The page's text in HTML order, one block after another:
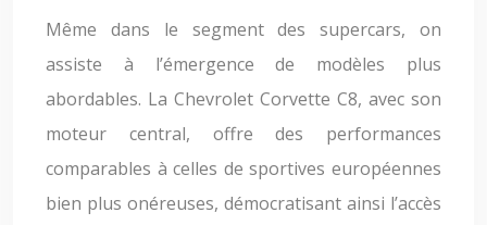
Même dans le segment des supercars, on
assiste à l’émergence de modèles plus
abordables. La Chevrolet Corvette C8, avec son
moteur central, offre des performances
comparables à celles de sportives européennes
bien plus onéreuses, démocratisant ainsi l’accès